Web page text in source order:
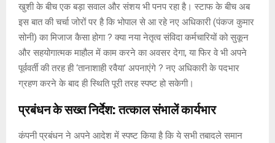
खुशी के बीच एक बड़ा सवाल और संशय भी पनप रहा है। स्टाफ के बीच अब
इस बात की चर्चा जोरों पर है कि भोपाल से आ रहे नए अधिकारी (पंकज कुमार
सोनी) का मिजाज कैसा होगा ? क्या नया नेतृत्व संविदा कर्मचारियों को सुकून
और सहयोगात्मक माहौल में काम करने का अवसर देगा, या फिर वे भी अपने
पूर्ववर्ती की तरह ही ‘तानाशाही रवैया’ अपनाएंगे ? नए अधिकारी के पदभार
ग्रहण करने के बाद ही स्थिति पूरी तरह स्पष्ट हो सकेगी।
प्रबंधन के सख्त निर्देश: तत्काल संभालें कार्यभार
कंपनी प्रबंधन ने अपने आदेश में स्पष्ट किया है कि ये सभी तबादले समान